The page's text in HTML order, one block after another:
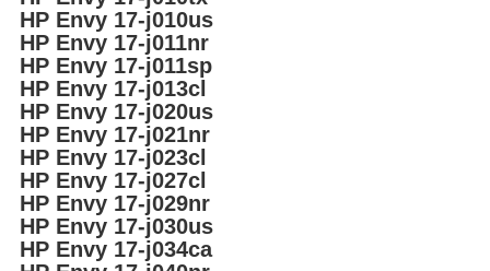
HP Envy 17-j010us
HP Envy 17-j011nr
HP Envy 17-j011sp
HP Envy 17-j013cl
HP Envy 17-j020us
HP Envy 17-j021nr
HP Envy 17-j023cl
HP Envy 17-j027cl
HP Envy 17-j029nr
HP Envy 17-j030us
HP Envy 17-j034ca